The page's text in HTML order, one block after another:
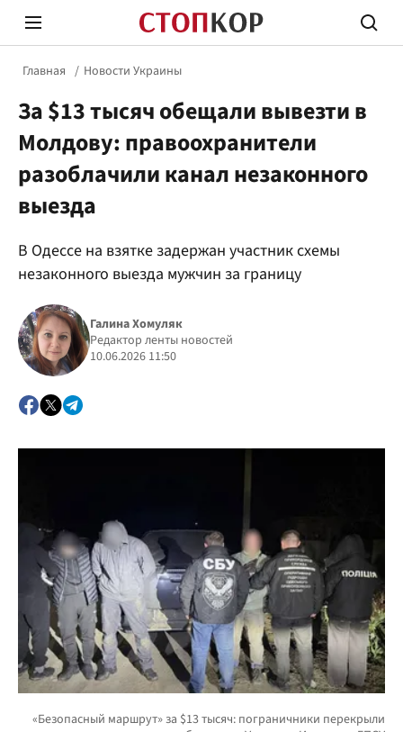
Стоп Политической Коррупции
Политика
Главная Новости Украины
За $13 тысяч обещали вывезти в
Молдову: правоохранители
разоблачили канал незаконного
выезда
В Одессе на взятке задержан участник схемы
незаконного выезда мужчин за границу
Галина Хомуляк
Редактор ленты новостей
10.06.2026 11:50